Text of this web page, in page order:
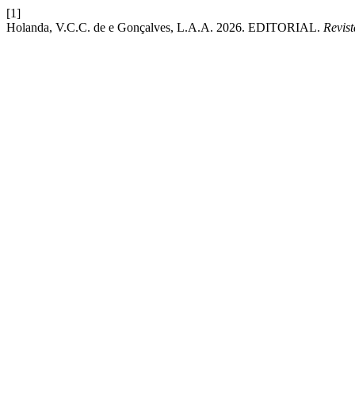
[1]
Holanda, V.C.C. de e Gonçalves, L.A.A. 2026. EDITORIAL.